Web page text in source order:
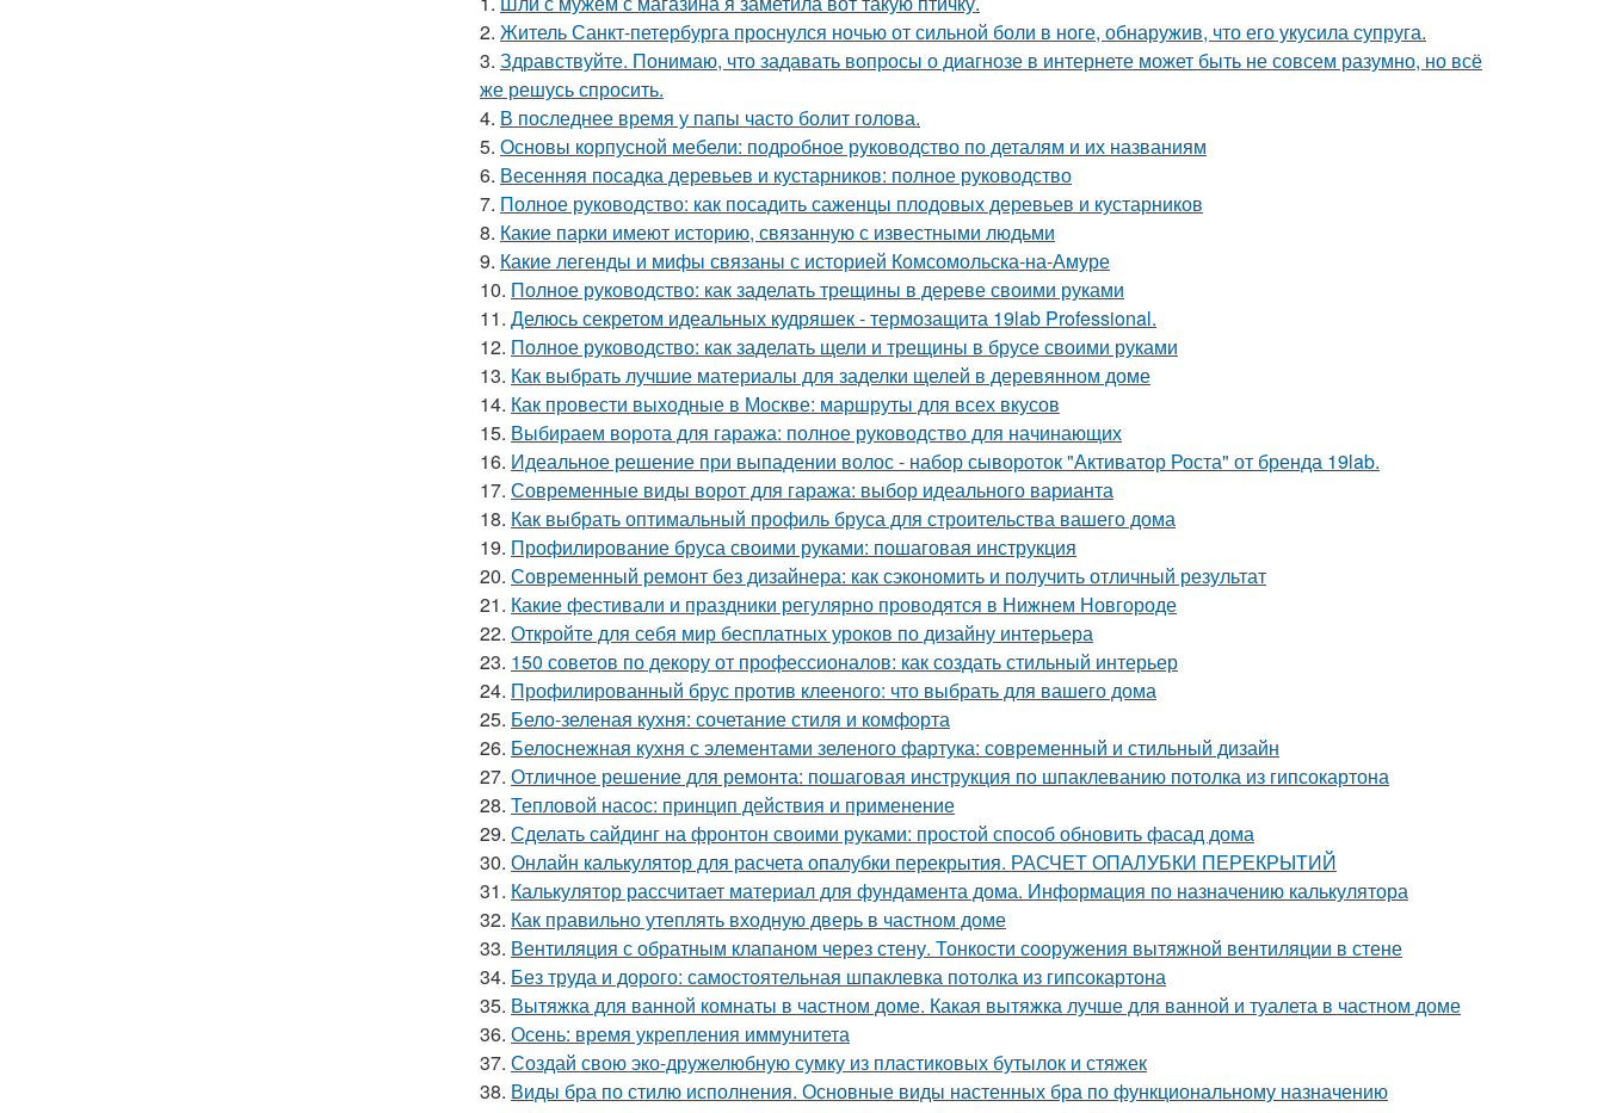
2. Житель Санкт-петербурга проснулся ночью от сильной боли в ноге, обнаружив, что его укусила супруга.
3. Здравствуйте. Понимаю, что задавать вопросы о диагнозе в интернете может быть не совсем разумно, но всё
же решусь спросить.
4. В последнее время у папы часто болит голова.
5. Основы корпусной мебели: подробное руководство по деталям и их названиям
6. Весенняя посадка деревьев и кустарников: полное руководство
7. Полное руководство: как посадить саженцы плодовых деревьев и кустарников
8. Какие парки имеют историю, связанную с известными людьми
9. Какие легенды и мифы связаны с историей Комсомольска-на-Амуре
10. Полное руководство: как заделать трещины в дереве своими руками
11. Делюсь секретом идеальных кудряшек - термозащита 19lab Professional.
12. Полное руководство: как заделать щели и трещины в брусе своими руками
13. Как выбрать лучшие материалы для заделки щелей в деревянном доме
14. Как провести выходные в Москве: маршруты для всех вкусов
15. Выбираем ворота для гаража: полное руководство для начинающих
16. Идеальное решение при выпадении волос - набор сывороток "Активатор Роста" от бренда 19lab.
17. Современные виды ворот для гаража: выбор идеального варианта
18. Как выбрать оптимальный профиль бруса для строительства вашего дома
19. Профилирование бруса своими руками: пошаговая инструкция
20. Современный ремонт без дизайнера: как сэкономить и получить отличный результат
21. Какие фестивали и праздники регулярно проводятся в Нижнем Новгороде
22. Откройте для себя мир бесплатных уроков по дизайну интерьера
23. 150 советов по декору от профессионалов: как создать стильный интерьер
24. Профилированный брус против клееного: что выбрать для вашего дома
25. Бело-зеленая кухня: сочетание стиля и комфорта
26. Белоснежная кухня с элементами зеленого фартука: современный и стильный дизайн
27. Отличное решение для ремонта: пошаговая инструкция по шпаклеванию потолка из гипсокартона
28. Тепловой насос: принцип действия и применение
29. Сделать сайдинг на фронтон своими руками: простой способ обновить фасад дома
30. Онлайн калькулятор для расчета опалубки перекрытия. РАСЧЕТ ОПАЛУБКИ ПЕРЕКРЫТИЙ
31. Калькулятор рассчитает материал для фундамента дома. Информация по назначению калькулятора
32. Как правильно утеплять входную дверь в частном доме
33. Вентиляция с обратным клапаном через стену. Тонкости сооружения вытяжной вентиляции в стене
34. Без труда и дорого: самостоятельная шпаклевка потолка из гипсокартона
35. Вытяжка для ванной комнаты в частном доме. Какая вытяжка лучше для ванной и туалета в частном доме
36. Осень: время укрепления иммунитета
37. Создай свою эко-дружелюбную сумку из пластиковых бутылок и стяжек
38. Виды бра по стилю исполнения. Основные виды настенных бра по функциональному назначению